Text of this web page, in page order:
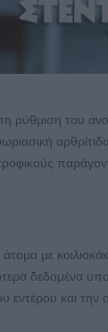
ρύθμιση του
με
δεδομένα
εντέρου και την